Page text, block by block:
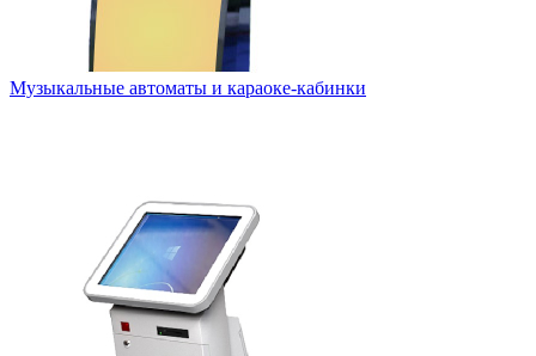
Музыкальные автоматы и караоке-кабинки